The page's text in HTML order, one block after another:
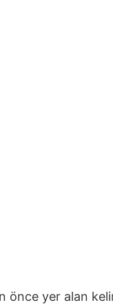
yer alan